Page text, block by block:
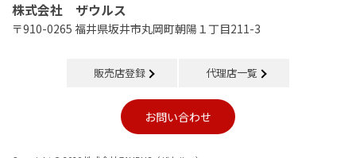
株式会社 ザウルス
〒910-0265 福井県坂井市丸岡町朝陽１丁目211-3
販売店登録 代理店一覧
お問い合わせ